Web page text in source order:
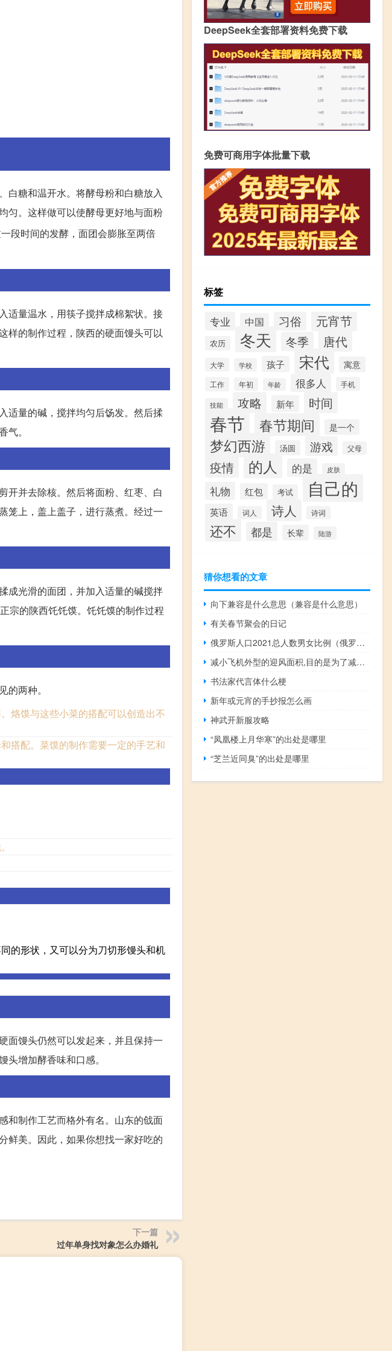
白糖和温开水。将酵母粉和白糖放入
匀。这样做可以使酵母更好地与面粉
段时间的发酵，面团会膨胀至两倍
适量温水，用筷子搅拌成棉絮状。接
样的制作过程，陕西的硬面馒头可以
适量的碱，搅拌均匀后饧发。然后揉
。
开并去除核。然后将面粉、红枣、白
笼上，盖上盖子，进行蒸煮。经过一
成光滑的面团，并加入适量的碱搅拌
宗的陕西饦饦馍。饦饦馍的制作过程
两种。
烙馍与这些小菜的搭配可以创造出不
搭配。菜馍的制作需要一定的手艺和
的形状，又可以分为刀切形馒头和机
面馒头仍然可以发起来，并且保持一
增加酵香味和口感。
和制作工艺而格外有名。山东的戗面
鲜美。因此，如果你想找一家好吃的
下一篇
过年单身找对象怎么办婚礼
DeepSeek全套部署资料免费下载
免费可商用字体批量下载
标签
专业 中国 习俗 元宵节
农历 冬天 冬季 唐代
大学 学校 孩子 宋代 寓意
工作 年初 年龄 很多人 手机
技能 攻略 新年 时间
春节 春节期间 是一个
梦幻西游 汤圆 游戏 父母
疫情 的人 的是 皮肤
礼物 红包 考试 自己的
英语 词人 诗人 诗词
还不 都是 长辈 陆游
猜你想看的文章
向下兼容是什么意思（兼容是什么意思）
有关春节聚会的日记
俄罗斯人口2021总人数男女比例（俄罗斯人口2021总人数）
减小飞机外型的迎风面积,目的是为了减小飞机的（减小）
书法家代言体什么梗
新年或元宵的手抄报怎么画
神武开新服攻略
“凤凰楼上月华寒”的出处是哪里
“芝兰近同臭”的出处是哪里